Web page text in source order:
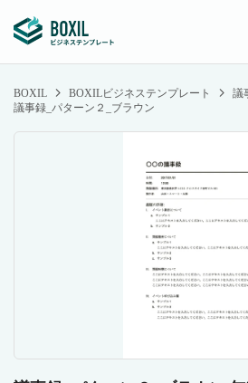
BOXIL BOXILビジネステンプレート
議
議事録_パターン２_ブラウン